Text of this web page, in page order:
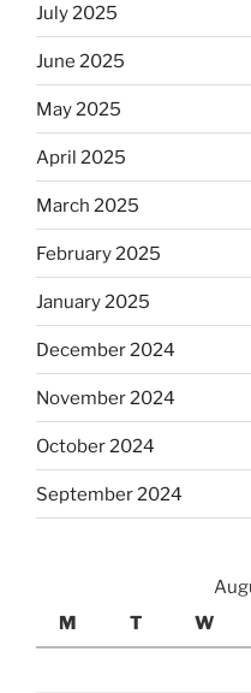
July 2025
June 2025
May 2025
April 2025
March 2025
February 2025
January 2025
December 2024
November 2024
October 2024
September 2024
M
T W